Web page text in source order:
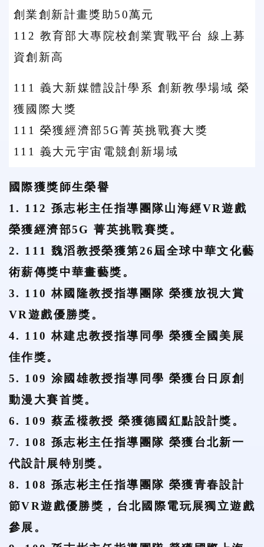
創業創新計畫獎助50萬元
112 教育部大專院校創業實戰平台 線上募
資創新高
111 義大新媒體設計學系 創新教學場域 榮
獲國際大獎
111 榮獲經濟部5G菁英挑戰賽大獎
111 義大元宇宙電競創新場域
國際獲獎師生榮譽
1. 112 孫志彬主任指導團隊山海經VR遊戲
榮獲經濟部5G 菁英挑戰賽獎。
2. 111 魏滔教授榮獲第26屆全球中華文化藝
術薪傳獎中華畫藝獎。
3. 110 林國隆教授指導團隊 榮獲放視大賞
VR遊戲優勝獎。
4. 110 林建忠教授指導同學 榮獲全國美展
佳作獎。
5. 109 涂國雄教授指導同學 榮獲台日原創
動漫大賽首獎。
6. 109 蔡孟㯣教授 榮獲德國紅點設計獎。
7. 108 孫志彬主任指導團隊 榮獲台北新一
代設計展特別獎。
8. 108 孫志彬主任指導團隊 榮獲青春設計
節VR遊戲優勝獎，台北國際電玩展獨立遊戲
參展。